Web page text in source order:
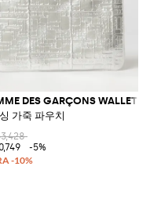
DES GARÇONS WALLET
가죽 파우치
-5%